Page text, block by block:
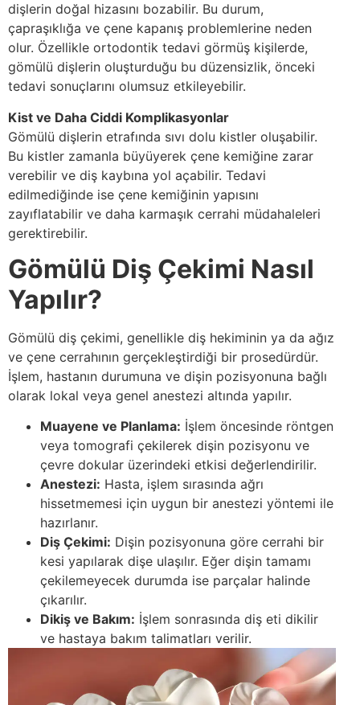
dişlerin doğal hizasını bozabilir. Bu durum,
çapraşıklığa ve çene kapanış problemlerine neden
olur. Özellikle ortodontik tedavi görmüş kişilerde,
gömülü dişlerin oluşturduğu bu düzensizlik, önceki
tedavi sonuçlarını olumsuz etkileyebilir.
Kist ve Daha Ciddi Komplikasyonlar
Gömülü dişlerin etrafında sıvı dolu kistler oluşabilir.
Bu kistler zamanla büyüyerek çene kemiğine zarar
verebilir ve diş kaybına yol açabilir. Tedavi
edilmediğinde ise çene kemiğinin yapısını
zayıflatabilir ve daha karmaşık cerrahi müdahaleleri
gerektirebilir.
Gömülü Diş Çekimi Nasıl
Yapılır?
Gömülü diş çekimi, genellikle diş hekiminin ya da ağız
ve çene cerrahının gerçekleştirdiği bir prosedürdür.
İşlem, hastanın durumuna ve dişin pozisyonuna bağlı
olarak lokal veya genel anestezi altında yapılır.
Muayene ve Planlama: İşlem öncesinde röntgen
veya tomografi çekilerek dişin pozisyonu ve
çevre dokular üzerindeki etkisi değerlendirilir.
Anestezi: Hasta, işlem sırasında ağrı
hissetmemesi için uygun bir anestezi yöntemi ile
hazırlanır.
Diş Çekimi: Dişin pozisyonuna göre cerrahi bir
kesi yapılarak dişe ulaşılır. Eğer dişin tamamı
çekilemeyecek durumda ise parçalar halinde
çıkarılır.
Dikiş ve Bakım: İşlem sonrasında diş eti dikilir
ve hastaya bakım talimatları verilir.